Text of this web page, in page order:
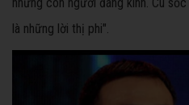
là những lời thị phi".